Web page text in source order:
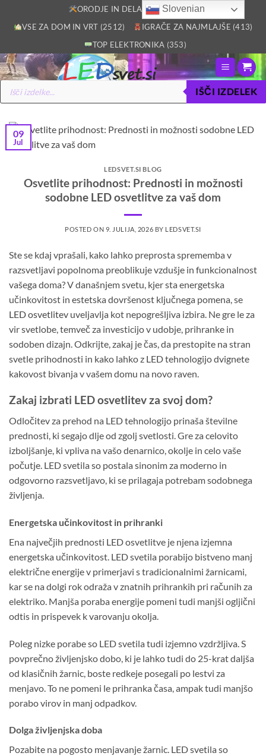
ORODJE IN DELAVNICA (2805)
VSE ZA DOM IN VRT (2512)
IGRAČE ZA NAJMLAJŠE (413)
TOP ELEKTRONIKA (353)
Products
search
IŠČI IZDELEK
09
Jul
LEDSVET.SI BLOG
Osvetlite prihodnost: Prednosti in možnosti
sodobne LED osvetlitve za vaš dom
POSTED ON 9. JULIJA, 2026 BY LEDSVET.SI
Ste se kdaj vprašali, kako lahko preprosta sprememba v
razsvetljavi popolnoma preoblikuje vzdušje in funkcionalnost
vašega doma? V današnjem svetu, kjer sta energetska
učinkovitost in estetska dovršenost ključnega pomena, se
LED osvetlitev uveljavlja kot nepogrešljiva izbira. Ne gre le za
vir svetlobe, temveč za investicijo v udobje, prihranke in
sodoben dizajn. Odkrijte, zakaj je čas, da prestopite na stran
svetle prihodnosti in kako lahko z LED tehnologijo dvignete
kakovost bivanja v vašem domu na novo raven.
Zakaj izbrati LED osvetlitev za svoj dom?
Odločitev za prehod na LED tehnologijo prinaša številne
prednosti, ki segajo dlje od zgolj svetlosti. Gre za celovito
izboljšanje, ki vpliva na vašo denarnico, okolje in celo vaše
počutje. LED svetila so postala sinonim za moderno in
odgovorno razsvetljavo, ki se prilagaja potrebam sodobnega
življenja.
Energetska učinkovitost in prihranki
Ena največjih prednosti LED osvetlitve je njena izjemna
energetska učinkovitost. LED svetila porabijo bistveno manj
električne energije v primerjavi s tradicionalnimi žarnicami,
kar se na dolgi rok odraža v znatnih prihrankih pri računih za
elektriko. Manjša poraba energije pomeni tudi manjši ogljični
odtis in prispevek k varovanju okolja.
Poleg nizke porabe so LED svetila tudi izjemno vzdržljiva. S
povprečno življenjsko dobo, ki je lahko tudi do 25-krat daljša
od klasičnih žarnic, boste redkeje posegali po lestvi za
menjavo. To ne pomeni le prihranka časa, ampak tudi manjšo
porabo virov in manj odpadkov.
Dolga življenjska doba
Pozabite na pogosto menjavanje žarnic. LED svetila so
Slovenian